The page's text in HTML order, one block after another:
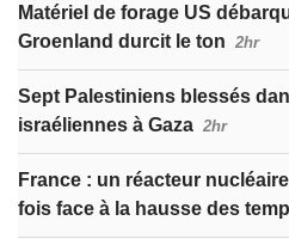
Matériel de forage US
Groenland durcit le ton 2hr
Sept Palestiniens blessés
israéliennes à Gaza 2hr
France : un réacteur
fois face à la hausse des